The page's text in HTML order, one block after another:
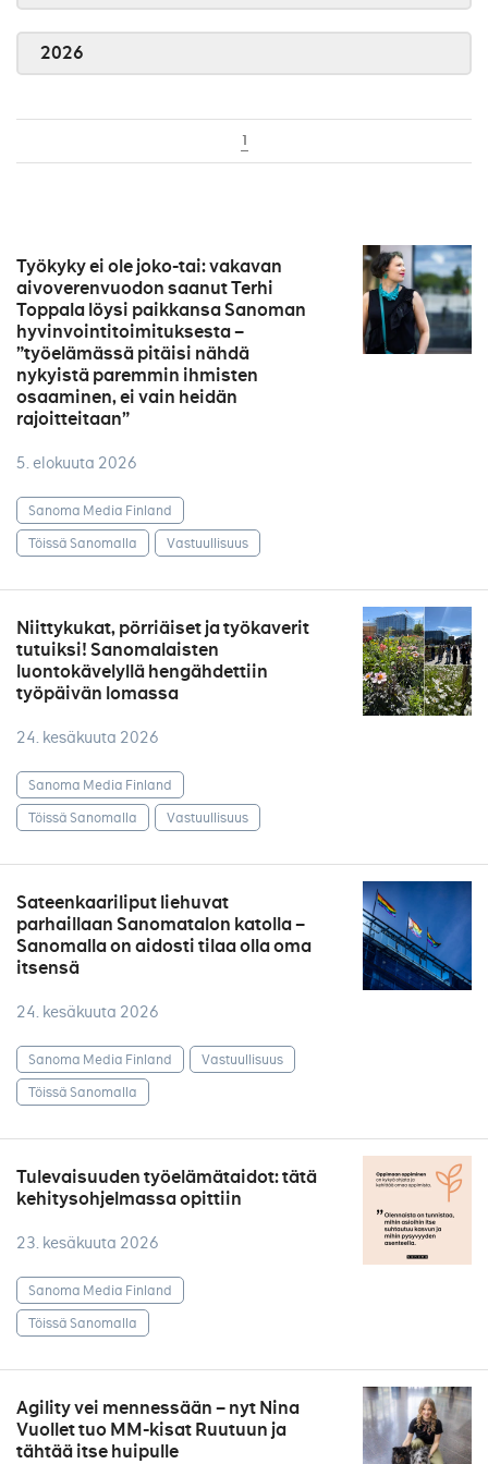
2026
1
Työkyky ei ole joko-tai: vakavan
aivoverenvuodon saanut Terhi
Toppala löysi paikkansa Sanoman
hyvinvointitoimituksesta –
”työelämässä pitäisi nähdä
nykyistä paremmin ihmisten
osaaminen, ei vain heidän
rajoitteitaan”
5. elokuuta 2026
Sanoma Media Finland
Töissä Sanomalla
Vastuullisuus
Niittykukat, pörriäiset ja työkaverit
tutuiksi! Sanomalaisten
luontokävelyllä hengähdettiin
työpäivän lomassa
24. kesäkuuta 2026
Sanoma Media Finland
Töissä Sanomalla
Vastuullisuus
Sateenkaariliput liehuvat
parhaillaan Sanomatalon katolla –
Sanomalla on aidosti tilaa olla oma
itsensä
24. kesäkuuta 2026
Sanoma Media Finland
Vastuullisuus
Töissä Sanomalla
Tulevaisuuden työelämätaidot: tätä
kehitysohjelmassa opittiin
23. kesäkuuta 2026
Sanoma Media Finland
Töissä Sanomalla
Agility vei mennessään – nyt Nina
Vuollet tuo MM-kisat Ruutuun ja
tähtää itse huipulle